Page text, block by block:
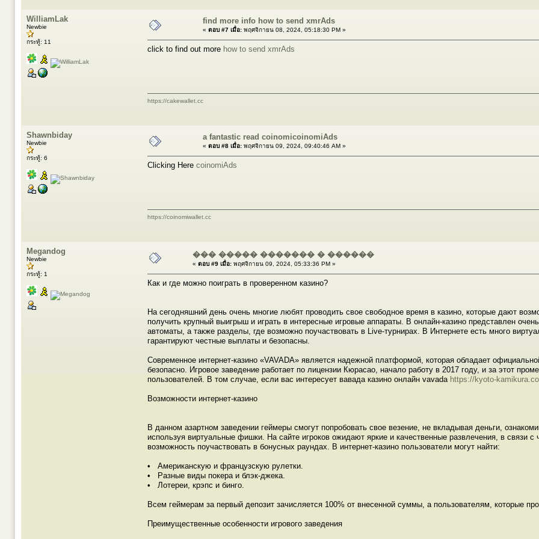
WilliamLak
Newbie
กระทู้: 11
find more info how to send xmrAds
« ตอบ #7 เมื่อ: พฤศจิกายน 08, 2024, 05:18:30 PM »
click to find out more how to send xmrAds
https://cakewallet.cc
Shawnbiday
Newbie
กระทู้: 6
a fantastic read coinomicoinomiAds
« ตอบ #8 เมื่อ: พฤศจิกายน 09, 2024, 09:40:46 AM »
Clicking Here coinomiAds
https://coinomiwallet.cc
Megandog
Newbie
กระทู้: 1
��� ����� ������� � ������
« ตอบ #9 เมื่อ: พฤศจิกายน 09, 2024, 05:33:36 PM »
Как и где можно поиграть в проверенном казино?
На сегодняшний день очень многие любят проводить свое свободное время в казино, которые дают
получить крупный выигрыш и играть в интересные игровые аппараты. В онлайн-казино представлен
автоматы, а также разделы, где возможно поучаствовать в Live-турнирах. В Интернете есть много
гарантируют честные выплаты и безопасны.
Современное интернет-казино «VAVADA» является надежной платформой, которая обладает
безопасно. Игровое заведение работает по лицензии Кюрасао, начало работу в 2017 году, и за этот
пользователей. В том случае, если вас интересует вавада казино онлайн vavada https://kyoto-
Возможности интернет-казино
В данном азартном заведении геймеры смогут попробовать свое везение, не вкладывая деньги,
используя виртуальные фишки. На сайте игроков ожидают яркие и качественные развлечения, в
возможность поучаствовать в бонусных раундах. В интернет-казино пользователи могут найти:
• Американскую и французскую рулетки.
• Разные виды покера и блэк-джека.
• Лотереи, крэпс и бинго.
Всем геймерам за первый депозит зачисляется 100% от внесенной суммы, а пользователям, которые
Преимущественные особенности игрового заведения